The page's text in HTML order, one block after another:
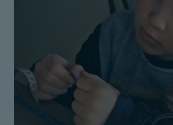
Sopeutumisvalmennuksesta
saatu